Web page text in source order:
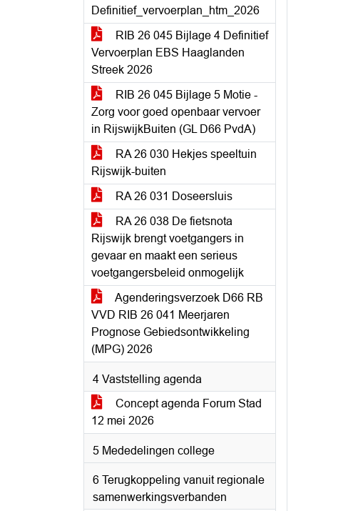
Definitief_vervoerplan_htm_2026
RIB 26 045 Bijlage 4 Definitief
Vervoerplan EBS Haaglanden
Streek 2026
RIB 26 045 Bijlage 5 Motie -
Zorg voor goed openbaar vervoer
in RijswijkBuiten (GL D66 PvdA)
RA 26 030 Hekjes speeltuin
Rijswijk-buiten
RA 26 031 Doseersluis
RA 26 038 De fietsnota
Rijswijk brengt voetgangers in
gevaar en maakt een serieus
voetgangersbeleid onmogelijk
Agenderingsverzoek D66 RB
VVD RIB 26 041 Meerjaren
Prognose Gebiedsontwikkeling
(MPG) 2026
4 Vaststelling agenda
Concept agenda Forum Stad
12 mei 2026
5 Mededelingen college
6 Terugkoppeling vanuit regionale
samenwerkingsverbanden